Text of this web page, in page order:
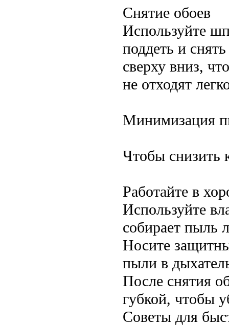
Снятие обоев
Используйте
поддеть и
сверху вниз,
не отходят
Минимизация
Чтобы снизить
Работайте в
Используйте
собирает пыль
Носите
пыли в
После снятия
губкой, чтобы
Советы для